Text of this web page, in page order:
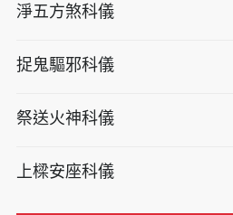
淨五方煞科儀
捉鬼驅邪科儀
祭送火神科儀
上樑安座科儀